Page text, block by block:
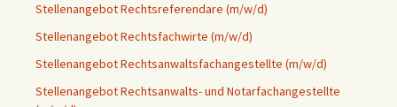
Stellenangebot Rechtsreferendare (m/w/d)
Stellenangebot Rechtsfachwirte (m/w/d)
Stellenangebot Rechtsanwaltsfachangestellte (m/w/d)
Stellenangebot Rechtsanwalts- und Notarfachangestellte